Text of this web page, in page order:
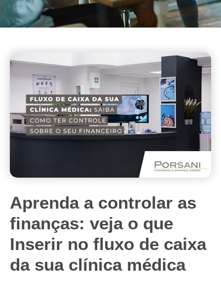
Aprenda a controlar as
finanças: veja o que
Inserir no fluxo de caixa
da sua clínica médica